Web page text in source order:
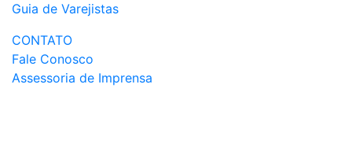
Guia de Varejistas
CONTATO
Fale Conosco
Assessoria de Imprensa